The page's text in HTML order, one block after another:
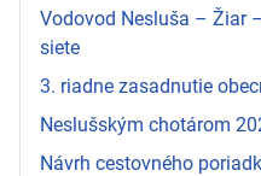
Vodovod Nesluša – Žiar
siete
3. riadne zasadnutie
Neslušským chotárom
Návrh cestovného